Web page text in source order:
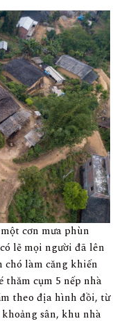
cơn mưa phùn
lẽ mọi người đã lên
chó làm căng khiến
cụm 5 nếp nhà
theo địa hình đồi, từ
sân, khu nhà